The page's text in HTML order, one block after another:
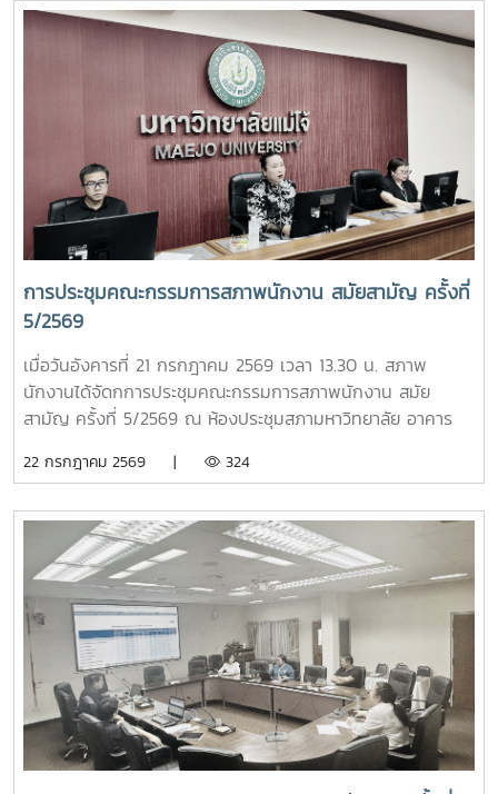
ทิศทางการดำเนินงานของ ปอมท. และแลกเปลี่ยนความคิดเห็นใน
ประเด็นสำคัญด้านการอุดมศึกษา การประชุมครั้งนี้ได้ติดตาม
ความก้าวหน้าการเตรียมจัดประชุมวิชาการ ปอมท. ประจำปี 2569
การจัดทำวารสารวิชาการ ปอมท. (JCUFST) การยกร่างข้อบังคับ
สมาคม ปอมท. ตลอดจนโครงการเสวนา Dinner Talk ร่วมกับ
อาจารย์ดีเด่นแห่งชาติ เพื่อส่งเสริมการแลกเปลี่ยนองค์ความรู้และ
การพัฒนาวิชาชีพอาจารย์ในระดับประเทศนอกจากนี้ ที่ประชุมยัง
ได้พิจารณาความก้าวหน้าการคัดเลือกอาจารย์ดีเด่นแห่งชาติ
ประจำปี พ.ศ. 2569 พร้อมกำหนดแนวทางและกรอบการดำเนิน
งานในรอบสัมภาษณ์ รวมถึงพิจารณาแนวปฏิบัติในการคัดเลือก
เพื่อให้กระบวนการดำเนินงานมีความโปร่งใส เป็นธรรม และมี
มาตรฐานยิ่งขึ้นอีกหนึ่งประเด็นสำคัญ คือ การกำหนดเจ้าภาพ
การประชุม ปอมท. ตลอดปี 2569 และปี 2570 รวมทั้งการ
พิจารณารับ สถาบันพระบรมราชชนก เข้าเป็นสมาชิกใหม่ของ
ปอมท. ซึ่งสะท้อนถึงการขยายเครือข่ายความร่วมมือด้านการ
อุดมศึกษาของประเทศอย่างต่อเนื่องภายหลังการประชุม สมาชิก
ตกเป็นเหยื่อของอาชญากรรมไซเบอร์” และ “การวางแผน
เพื่อเสริมสร้างความรู้และทักษะที่เป็นประโยชน์ต่อการปฏิบัติงาน
และการดำเนินชีวิตของบุคลากรในสถาบันอุดมศึกษา ภาพ/ข่าว
: ที่ประชุมประธานสภาอาจารย์มหาวิทยาลัยแห่งประเทศไทย -
ปอมท.
การประชุมคณะกรรมการสภาพนักงาน สมัยสามัญ ครั้งที่
5/2569
เมื่อวันอังคารที่ 21 กรกฎาคม 2569 เวลา 13.30 น. สภาพ
นักงานได้จัดกการประชุมคณะกรรมการสภาพนักงาน สมัย
สามัญ ครั้งที่ 5/2569 ณ ห้องประชุมสภามหาวิทยาลัย อาคาร
โครงการขับเคลื่อนจริยธรรมของบุคลากรมหาวิทยาลัย ประจำปี
การปรับปรุงข้อบังคับ และระเบียบของมหาวิทยาลัย- ข้อเสนอแนะ
เรื่อง ปัญหารถไฟฟ้าไม่เพียงพอต่อการให้บริการ- ข้อเสนอแนะ
เรื่อง ปัญหามิจฉาชีพหลอกโอนเงินจองหอพักนักศึกษา- ข้อมูล
รายรับของกองทุนเงินชดเชยข้อมูลเงินเดือนของบุคลากร
มหาวิทยาลัย ผลกระทบที่กับพนักงานมหาวิทยาลัยกรณีควบรวม
หน่วยงาน- กรณีศึกษาเบี้ยประกันชีวิต >ระบบเลือกตั้งกรรมการ
สภาพนักงาน มหาวิทยาลัยแม่โจ้ แบบออนไลน์
22 กรกฎาคม 2569 | 324